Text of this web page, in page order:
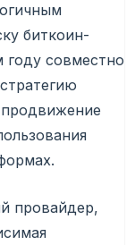
биткоин-
совместно
провайдер,